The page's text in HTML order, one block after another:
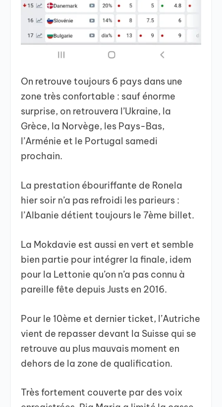
On retrouve toujours 6 pays dans une
zone très confortable : sauf énorme
surprise, on retrouvera l’Ukraine, la
Grèce, la Norvège, les Pays-Bas,
l’Arménie et le Portugal samedi
prochain.
La prestation ébouriffante de Ronela
hier soir n’a pas refroidi les parieurs :
l’Albanie détient toujours le 7ème billet.
La Mokdavie est aussi en vert et semble
bien partie pour intégrer la finale, idem
pour la Lettonie qu’on n’a pas connu à
pareille fête depuis Justs en 2016.
Pour le 10ème et dernier ticket, l’Autriche
vient de repasser devant la Suisse qui se
retrouve au plus mauvais moment en
dehors de la zone de qualification.
Très fortement couverte par des voix